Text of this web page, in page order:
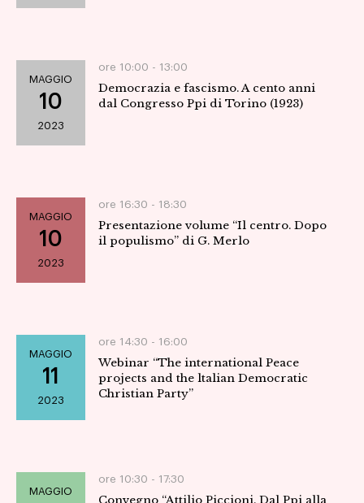
MAGGIO
10
2023
ore 10:00 - 13:00
Democrazia e fascismo. A cento anni
dal Congresso Ppi di Torino (1923)
MAGGIO
10
2023
ore 16:30 - 18:30
Presentazione volume “Il centro. Dopo
il populismo” di G. Merlo
MAGGIO
11
2023
ore 14:30 - 16:00
Webinar “The international Peace
projects and the ltalian Democratic
Christian Party”
MAGGIO
ore 10:30 - 17:30